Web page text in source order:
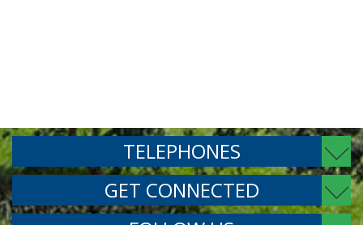
TELEPHONES
GET CONNECTED